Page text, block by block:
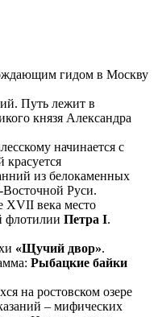
гидом в Москву
Путь лежит в
князя Александра
начинается с
из белокаменных
Руси.
XVII века место
флотилии Петра I.
«Щучий двор».
Рыбацкие байки
на ростовском озере
– мифических